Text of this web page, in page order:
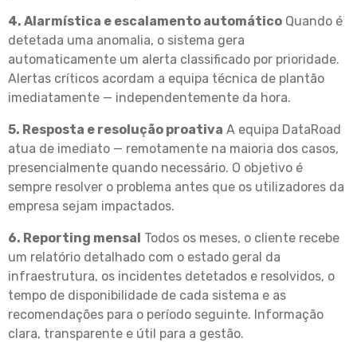
4. Alarmística e escalamento automático Quando é
detetada uma anomalia, o sistema gera
automaticamente um alerta classificado por prioridade.
Alertas críticos acordam a equipa técnica de plantão
imediatamente — independentemente da hora.
5. Resposta e resolução proativa A equipa DataRoad
atua de imediato — remotamente na maioria dos casos,
presencialmente quando necessário. O objetivo é
sempre resolver o problema antes que os utilizadores da
empresa sejam impactados.
6. Reporting mensal Todos os meses, o cliente recebe
um relatório detalhado com o estado geral da
infraestrutura, os incidentes detetados e resolvidos, o
tempo de disponibilidade de cada sistema e as
recomendações para o período seguinte. Informação
clara, transparente e útil para a gestão.